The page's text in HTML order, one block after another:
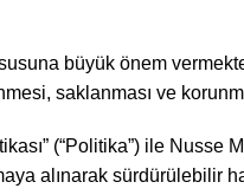
büyük önem
saklanması ve
(“Politika”) ile
alınarak sürdürülebilir